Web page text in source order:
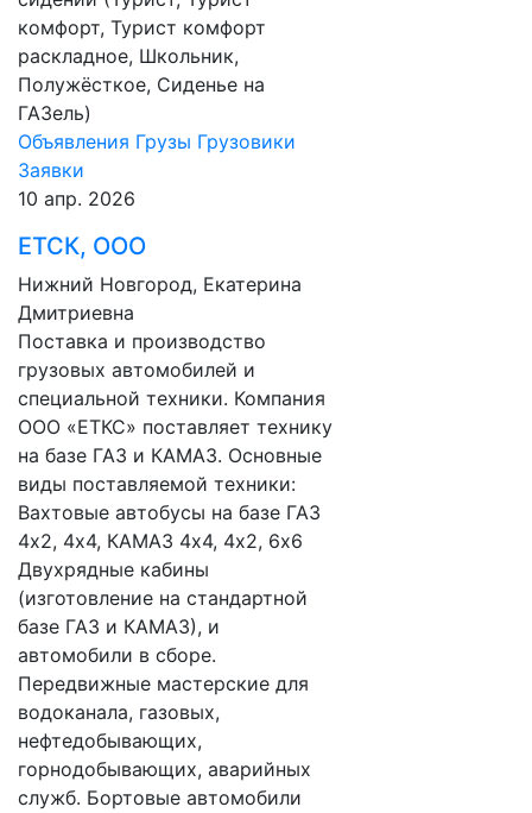
комфорт, Турист комфорт
раскладное, Школьник,
Полужёсткое, Сиденье на
ГАЗель)
Объявления Грузы Грузовики
Заявки
10 апр. 2026
ЕТСК, ООО
Нижний Новгород, Екатерина
Дмитриевна
Поставка и производство
грузовых автомобилей и
специальной техники. Компания
ООО «ЕТКС» поставляет технику
на базе ГАЗ и КАМАЗ. Основные
виды поставляемой техники:
Вахтовые автобусы на базе ГАЗ
4х2, 4х4, КАМАЗ 4х4, 4х2, 6х6
Двухрядные кабины
(изготовление на стандартной
базе ГАЗ и КАМАЗ), и
автомобили в сборе.
Передвижные мастерские для
водоканала, газовых,
нефтедобывающих,
горнодобывающих, аварийных
служб. Бортовые автомобили